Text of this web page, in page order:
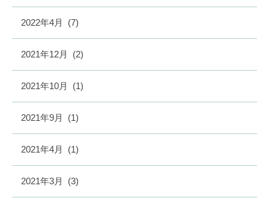
2022年4月 (7)
2021年12月 (2)
2021年10月 (1)
2021年9月 (1)
2021年4月 (1)
2021年3月 (3)